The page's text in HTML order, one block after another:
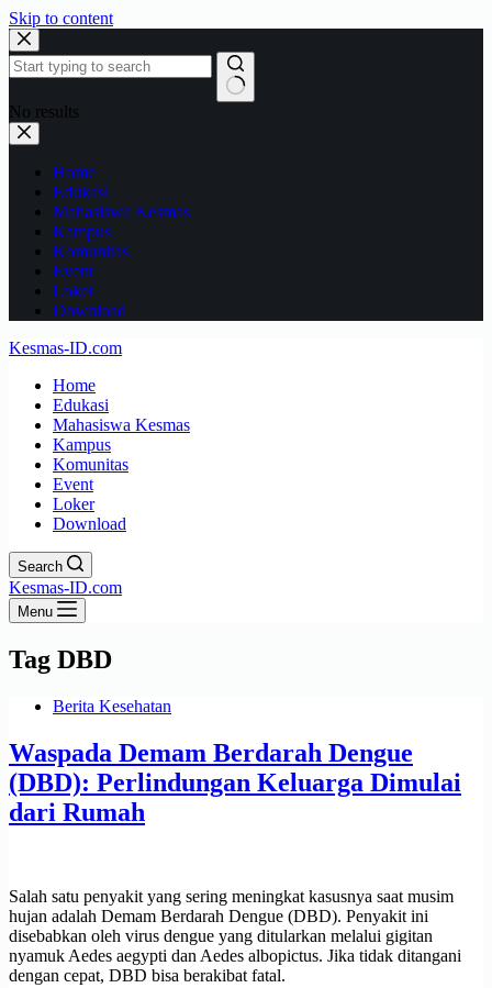
Skip to content
No results
Home
Edukasi
Mahasiswa Kesmas
Kampus
Komunitas
Event
Loker
Download
Kesmas-ID.com
Home
Edukasi
Mahasiswa Kesmas
Kampus
Komunitas
Event
Loker
Download
Search
Kesmas-ID.com
Menu
Tag DBD
Berita Kesehatan
Waspada Demam Berdarah Dengue
(DBD): Perlindungan Keluarga Dimulai
dari Rumah
Salah satu penyakit yang sering meningkat kasusnya saat musim
hujan adalah Demam Berdarah Dengue (DBD). Penyakit ini
disebabkan oleh virus dengue yang ditularkan melalui gigitan
nyamuk Aedes aegypti dan Aedes albopictus. Jika tidak ditangani
dengan cepat, DBD bisa berakibat fatal.